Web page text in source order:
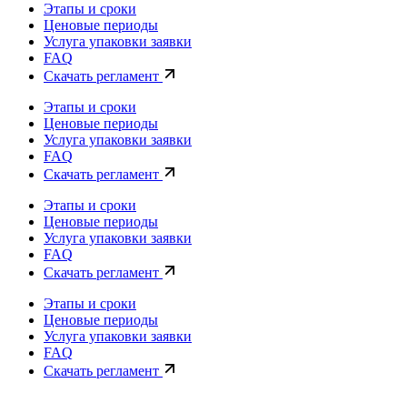
Этапы и сроки
Ценовые периоды
Услуга упаковки заявки
FAQ
Скачать регламент
Этапы и сроки
Ценовые периоды
Услуга упаковки заявки
FAQ
Скачать регламент
Этапы и сроки
Ценовые периоды
Услуга упаковки заявки
FAQ
Скачать регламент
Этапы и сроки
Ценовые периоды
Услуга упаковки заявки
FAQ
Скачать регламент